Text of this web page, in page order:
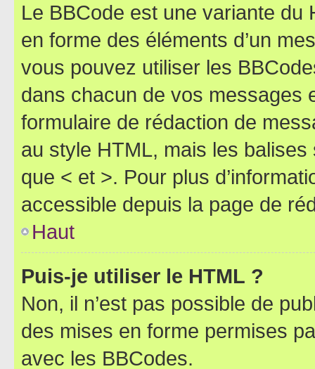
Le BBCode est une variante du
en forme des éléments d’un
vous pouvez utiliser les
dans chacun de vos messages
formulaire de rédaction de
au style HTML, mais les
que < et >. Pour plus
accessible depuis la page de
Haut
Puis-je utiliser le HTML ?
Non, il n’est pas possible de
des mises en forme permises
avec les BBCodes.